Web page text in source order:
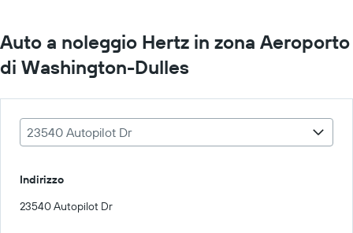
Auto a noleggio Hertz in zona Aeroporto
di Washington-Dulles
23540 Autopilot Dr
Indirizzo
23540 Autopilot Dr